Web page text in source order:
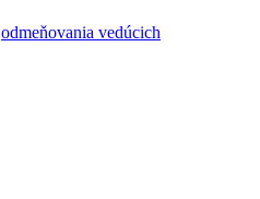
odmeňovania vedúcich